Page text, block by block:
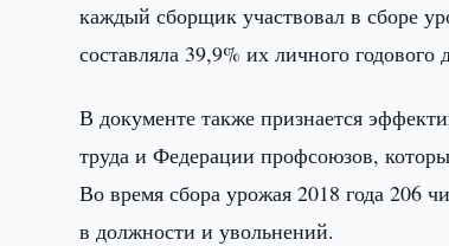
каждый сборщик участвовал в сборе
составляла 39,9% их личного годового
В документе также признается
труда и Федерации профсоюзов,
Во время сбора урожая 2018 года 206
в должности и увольнений.